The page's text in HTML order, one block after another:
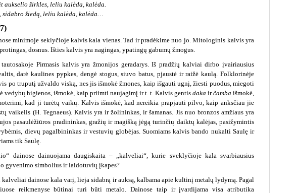
aukselio žirkles, leliu kalėda, kalėda.
sidabro žiedą, leliu kalėda, kalėda…
minimoje seklyčioje kalvis kala vienas. Tad ir pradėkime nuo jo. Mitologinis kalvis yra
dosnus. Išties kalvis yra nagingas, ypatingų gabumų žmogus.
Pirmasis kalvis yra žmonijos geradarys. Iš pradžių kalviai dirbo įvairiausius
darė kaulines pypkes, dengė stogus, siuvo batus, pjaustė ir raižė kaulą. Folklorinėje
po truputį užvaldo viską, nes jis išmokė žmones, kaip išgauti ugnį, žiesti puodus, miegoti
vedybų higienos, išmokė, kaip priimti naujagimį ir t. t. Kalvis gentis daka irčamba išmokė,
kad ji turėtų vaikų. Kalvis išmokė, kad nereikia prapjauti pilvo, kaip anksčiau jie
vaikelis (H. Tegnaeus). Kalvis yra ir žolininkas, ir šamanas. Jis nuo bronzos amžiaus yra
pasaulėžiūros pradininkas, gražių ir magišką jėgą turinčių daiktų kalėjas, pasižymintis
dievų pagalbininkas ir vestuvių globėjas. Suomiams kalvis bando nukalti Saulę ir
tik Saulę.
dainose dainuojama daugiskaita – „kalveliai“, kurie sveklyčioje kala svarbiausius
gyvenimo simbolius ir laidotuvių įkapes?
kalveliai dainose kala varį, lieja sidabrą ir auksą, kalbama apie kultinį metalų lydymą. Pagal
reikmenyse būtinai turi būti metalo. Dainose taip ir įvardijama visa atributika